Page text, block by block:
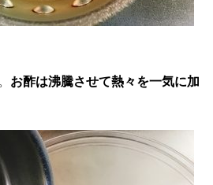
お酢は沸騰させて熱々を一気に加